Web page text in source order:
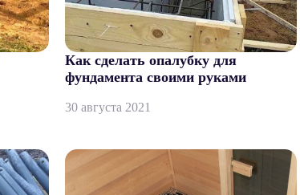
Как сделать опалубку для
фундамента своими руками
30 августа 2021